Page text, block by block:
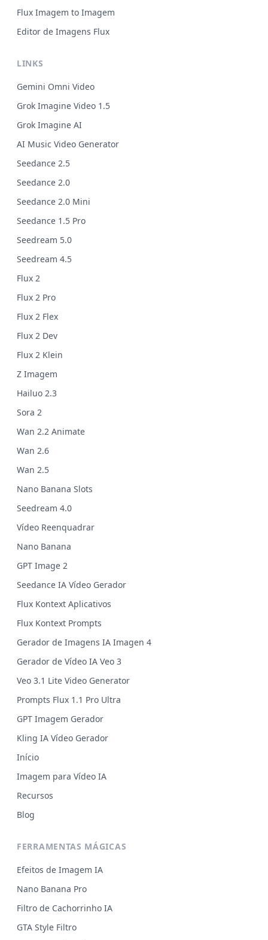
Flux Imagem to Imagem
Editor de Imagens Flux
LINKS
Gemini Omni Video
Grok Imagine Video 1.5
Grok Imagine AI
AI Music Video Generator
Seedance 2.5
Seedance 2.0
Seedance 2.0 Mini
Seedance 1.5 Pro
Seedream 5.0
Seedream 4.5
Flux 2
Flux 2 Pro
Flux 2 Flex
Flux 2 Dev
Flux 2 Klein
Z Imagem
Hailuo 2.3
Sora 2
Wan 2.2 Animate
Wan 2.6
Wan 2.5
Nano Banana Slots
Seedream 4.0
Vídeo Reenquadrar
Nano Banana
GPT Image 2
Seedance IA Vídeo Gerador
Flux Kontext Aplicativos
Flux Kontext Prompts
Gerador de Imagens IA Imagen 4
Gerador de Vídeo IA Veo 3
Veo 3.1 Lite Video Generator
Prompts Flux 1.1 Pro Ultra
GPT Imagem Gerador
Kling IA Vídeo Gerador
Início
Imagem para Vídeo IA
Recursos
Blog
FERRAMENTAS MÁGICAS
Efeitos de Imagem IA
Nano Banana Pro
Filtro de Cachorrinho IA
GTA Style Filtro